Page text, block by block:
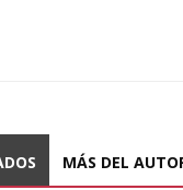
MÁS DEL